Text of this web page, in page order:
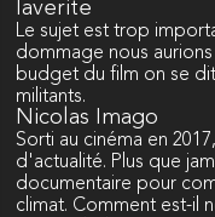
laverite
Le sujet est trop
dommage nous
budget du film on se
militants.
Nicolas Imago
Sorti au cinéma en
d'actualité. Plus que
documentaire pour
climat. Comment est-il